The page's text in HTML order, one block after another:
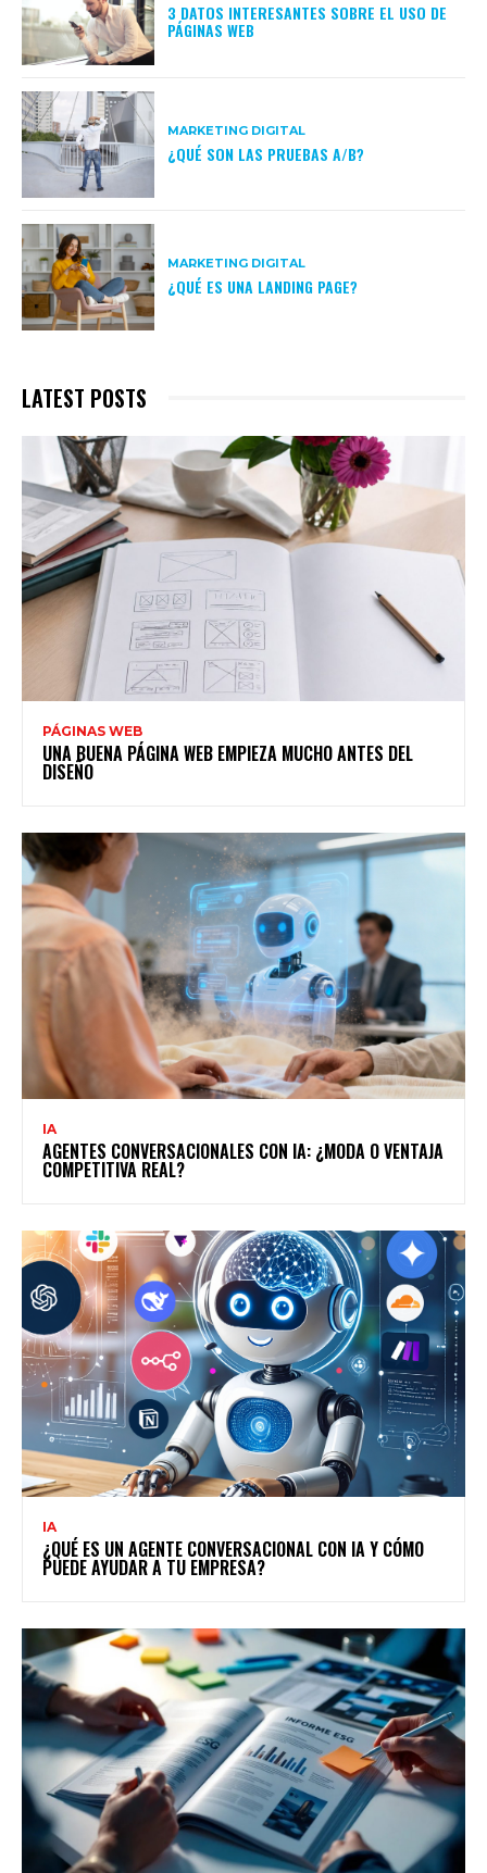
3 DATOS INTERESANTES SOBRE EL USO DE
PÁGINAS WEB
MARKETING DIGITAL
¿QUÉ SON LAS PRUEBAS A/B?
MARKETING DIGITAL
¿QUÉ ES UNA LANDING PAGE?
LATEST POSTS
PÁGINAS WEB
UNA BUENA PÁGINA WEB EMPIEZA MUCHO ANTES DEL
DISEÑO
IA
AGENTES CONVERSACIONALES CON IA: ¿MODA O VENTAJA
COMPETITIVA REAL?
IA
¿QUÉ ES UN AGENTE CONVERSACIONAL CON IA Y CÓMO
PUEDE AYUDAR A TU EMPRESA?